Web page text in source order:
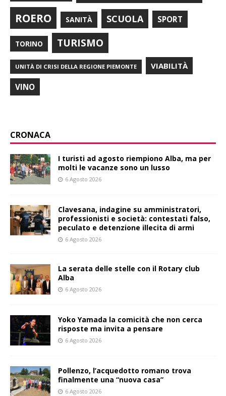
ROERO SANITÀ SCUOLA SPORT
TORINO TURISMO
UNITÀ DI CRISI DELLA REGIONE PIEMONTE VIABILITÀ
VINO
CRONACA
I turisti ad agosto riempiono Alba, ma per
molti le vacanze sono un lusso
6 Agosto 2026
Clavesana, indagine su amministratori,
professionisti e società: contestati falso,
peculato e detenzione illecita di armi
6 Agosto 2026
La serata delle stelle con il Rotary club
Alba
6 Agosto 2026
Yoko Yamada la comicità che non cerca
risposte ma invita a pensare
6 Agosto 2026
Pollenzo, l’acquedotto romano trova
finalmente una “nuova casa”
6 Agosto 2026